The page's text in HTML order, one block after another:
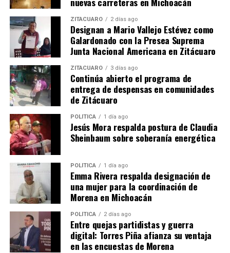
del Plan Michoacán.
“Nos falta hacia Tierra Caliente, pero estamos
trabajando con la federación para que muy pronto
también se recupere”, concluyó.
MiZitácuaro
Comparte con:
Me gusta esto:
ZITÁCUARO 2 días ago
Designan a Mario Vallejo Estévez como
Galardonado con la Presea Suprema
Junta Nacional Americana en Zitácuaro
ZITÁCUARO 3 días ago
Continúa abierto el programa de
entrega de despensas en comunidades
de Zitácuaro
POLÍTICA 1 día ago
Jesús Mora respalda postura de Claudia
Sheinbaum sobre soberanía energética
POLÍTICA 1 día ago
Emma Rivera respalda designación de
una mujer para la coordinación de
Morena en Michoacán
POLÍTICA 2 días ago
Entre quejas partidistas y guerra
digital: Torres Piña afianza su ventaja
en las encuestas de Morena